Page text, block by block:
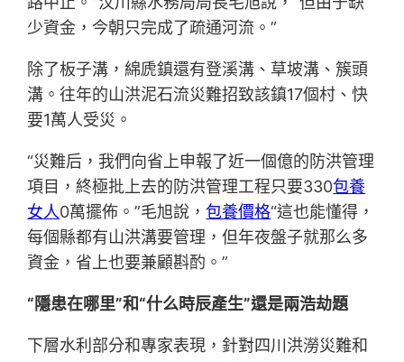
少資金，今朝只完成了疏通河流。”
除了板子溝，綿虒鎮還有登溪溝、草坡溝、簇頭
溝。往年的山洪泥石流災難招致該鎮17個村、快
要1萬人受災。
“災難后，我們向省上申報了近一個億的防洪管理
項目，終極批上去的防洪管理工程只要330包養
女人0萬擺佈。”毛旭說，包養價格“這也能懂得，
每個縣都有山洪溝要管理，但年夜盤子就那么多
資金，省上也要兼顧斟酌。”
“隱患在哪里”和“什么時辰產生”還是兩浩劫題
下層水利部分和專家表現，針對四川洪澇災難和